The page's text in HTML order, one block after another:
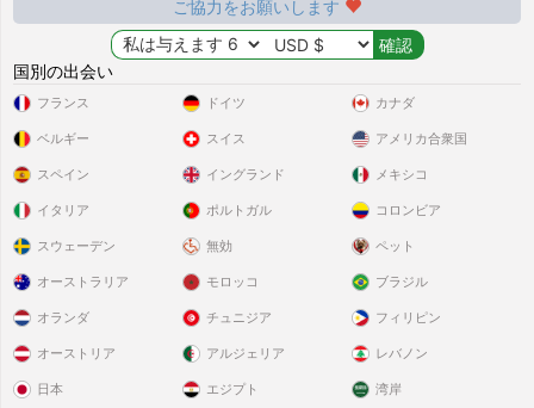
ご協力をお願いします
国別の出会い
フランス
ベルギー
スペイン
イタリア
スウェーデン
ドイツ
スイス
イングランド
ポルトガル
無効
カナダ
アメリカ合衆国
メキシコ
コロンビア
ペット
オーストラリア
オランダ
オーストリア
日本
モロッコ
チュニジア
アルジェリア
エジプト
ブラジル
フィリピン
レバノン
湾岸